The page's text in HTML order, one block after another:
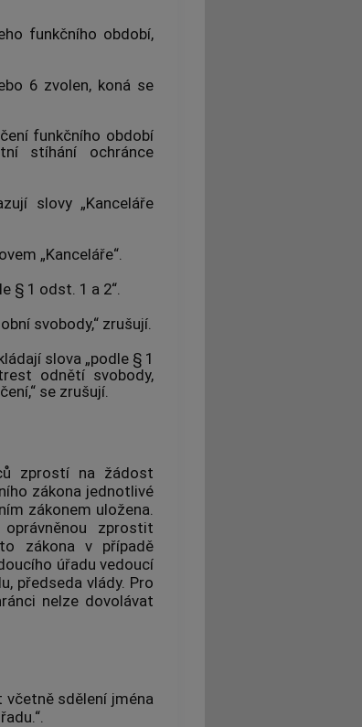
funkčního období,
6 zvolen, koná se
funkčního období
stíhání ochránce
slovy „Kanceláře
„Kanceláře“.
§ 1 odst. 1 a 2“.
svobody,“ zrušují.
slova „podle § 1
odnětí svobody,
se zrušují.
zprostí na žádost
zákona jednotlivé
zákonem uložena.
zprostit
zákona v případě
úřadu vedoucí
předseda vlády. Pro
nelze dovolávat
sdělení jména